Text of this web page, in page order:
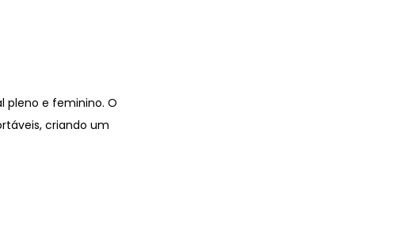
pleno e feminino. O
criando um